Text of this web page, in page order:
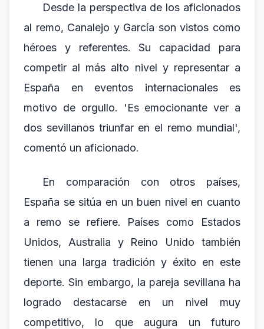
Desde la perspectiva de los aficionados
al remo, Canalejo y García son vistos como
héroes y referentes. Su capacidad para
competir al más alto nivel y representar a
España en eventos internacionales es
motivo de orgullo. 'Es emocionante ver a
dos sevillanos triunfar en el remo mundial',
comentó un aficionado.
En comparación con otros países,
España se sitúa en un buen nivel en cuanto
a remo se refiere. Países como Estados
Unidos, Australia y Reino Unido también
tienen una larga tradición y éxito en este
deporte. Sin embargo, la pareja sevillana ha
logrado destacarse en un nivel muy
competitivo, lo que augura un futuro